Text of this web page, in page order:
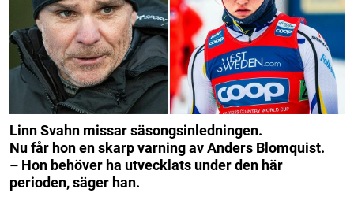
Linn Svahn missar säsongsinledningen.
Nu får hon en skarp varning av Anders Blomquist.
– Hon behöver ha utvecklats under den här
perioden, säger han.